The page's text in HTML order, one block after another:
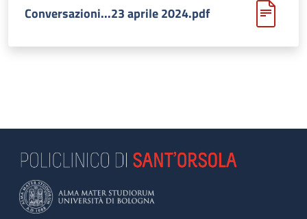
Conversazioni...23 aprile 2024.pdf